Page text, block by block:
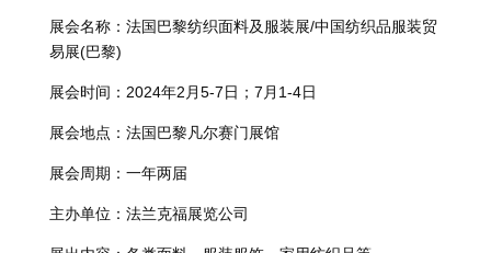
展会名称：法国巴黎纺织面料及服装展/中国纺织品服装贸
易展(巴黎)
展会时间：2024年2月5-7日；7月1-4日
展会地点：法国巴黎凡尔赛门展馆
展会周期：一年两届
主办单位：法兰克福展览公司